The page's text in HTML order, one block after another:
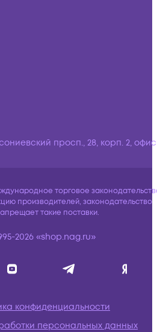
просп., 28, корп. 2,
торговое
производителей, законодательство
такие поставки.
2026 «shop.nag.ru»
конфиденциальности
персональных данных